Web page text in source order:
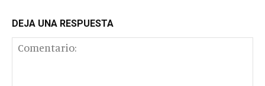
DEJA UNA RESPUESTA